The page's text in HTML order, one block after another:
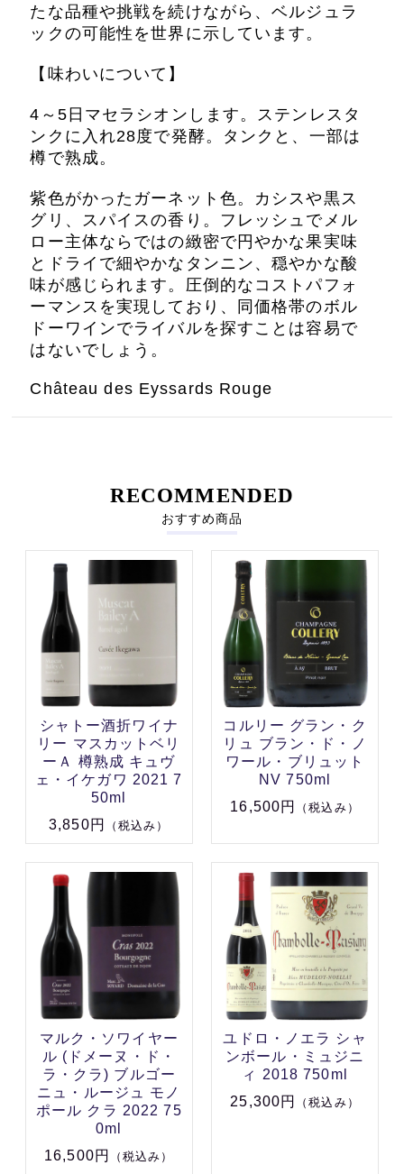
たな品種や挑戦を続けながら、ベルジュラ
ックの可能性を世界に示しています。
【味わいについて】
4～5日マセラシオンします。ステンレスタ
ンクに入れ28度で発酵。タンクと、一部は
樽で熟成。
紫色がかったガーネット色。カシスや黒ス
グリ、スパイスの香り。フレッシュでメル
ロー主体ならではの緻密で円やかな果実味
とドライで細やかなタンニン、穏やかな酸
味が感じられます。圧倒的なコストパフォ
ーマンスを実現しており、
同価格帯のボル
ドーワインでライバルを探すことは容易で
はないでしょう。
Château des Eyssards Rouge
RECOMMENDED
おすすめ商品
シャトー酒折ワイナ
リー マスカットベリ
ーＡ 樽熟成 キュヴ
ェ・イケガワ 2021 7
50ml
3,850円
（税込み）
コルリー グラン・ク
リュ ブラン・ド・ノ
ワール・ブリュット
NV 750ml
16,500円
（税込み）
マルク・ソワイヤー
ル (ドメーヌ・ド・
ラ・クラ) ブルゴー
ニュ・ルージュ モノ
ポール クラ 2022 75
0ml
16,500円
（税込み）
ユドロ・ノエラ シャ
ンボール・ミュジニ
ィ 2018 750ml
25,300円
（税込み）